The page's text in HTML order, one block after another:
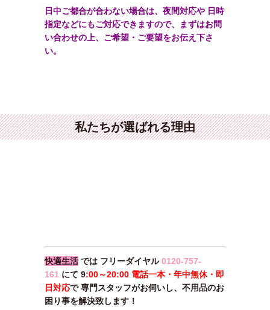
日中ご都合が合わない場合は、夜間対応や 日時
指定などにもご対応できますので、まずはお問
い合わせの上、ご希望・ご要望をお伝え下さ
い。
私たちが選ばれる理由
快適生活 では フリーダイヤル0120-757-
161 にて 9:00～20:00 電話一本・年中無休・即
日対応で 専門スタッフがお伺いし、不用品のお
困り事を解決致します！